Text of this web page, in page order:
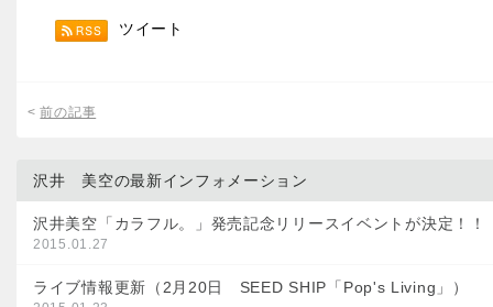
ツイート
<前の記事
沢井 美空の最新インフォメーション
沢井美空「カラフル。」発売記念リリースイベントが決定！！
2015.01.27
ライブ情報更新（2月20日 SEED SHIP「Pop's Living」）